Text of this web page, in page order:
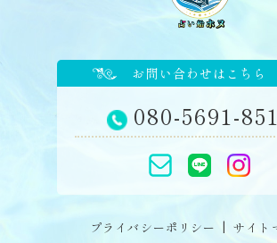
お問い合わせはこちら
080-5691-
プライバシーポリシー サイト